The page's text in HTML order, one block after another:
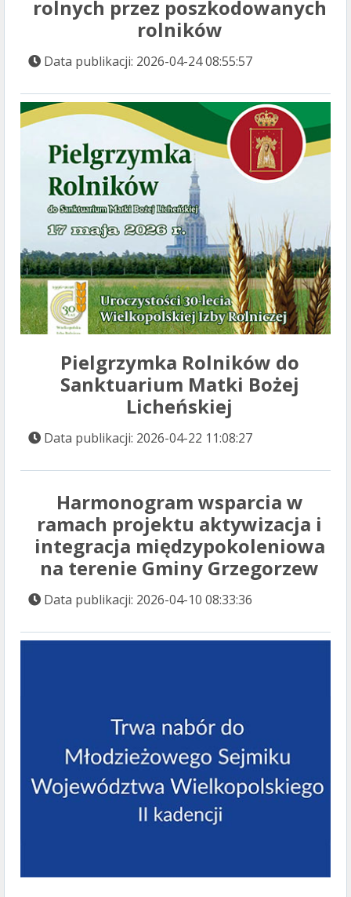
rolnych przez poszkodowanych
rolników
Data publikacji: 2026-04-24 08:55:57
Pielgrzymka Rolników do
Sanktuarium Matki Bożej
Licheńskiej
Data publikacji: 2026-04-22 11:08:27
Harmonogram wsparcia w
ramach projektu aktywizacja i
integracja międzypokoleniowa
na terenie Gminy Grzegorzew
Data publikacji: 2026-04-10 08:33:36